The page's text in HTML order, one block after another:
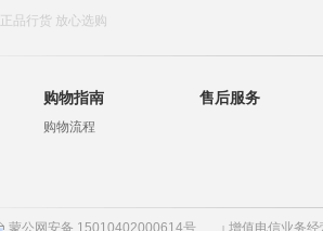
正品行货 放心选购
购物指南
购物流程
售后服务